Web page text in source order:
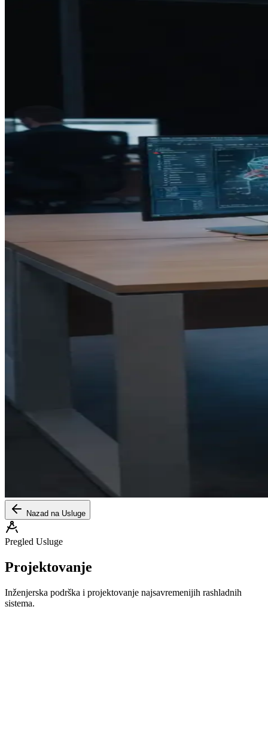
Nazad na Usluge
Pregled Usluge
Projektovanje
Inženjerska podrška i projektovanje najsavremenijih rashladnih
sistema.